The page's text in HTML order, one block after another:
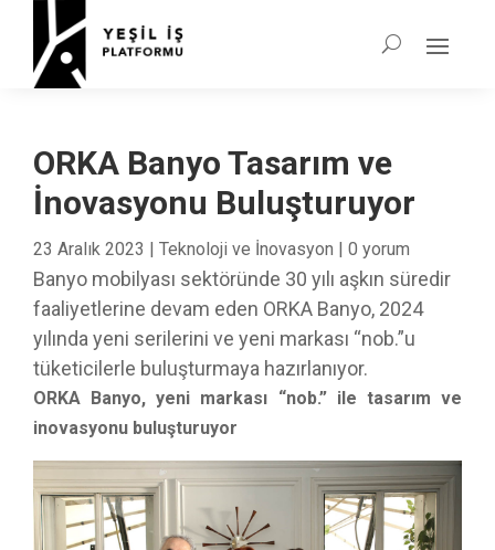
ORKA Banyo Tasarım ve
İnovasyonu Buluşturuyor
23 Aralık 2023 | Teknoloji ve İnovasyon | 0 yorum
Banyo mobilyası sektöründe 30 yılı aşkın süredir
faaliyetlerine devam eden ORKA Banyo, 2024
yılında yeni serilerini ve yeni markası “nob.”u
tüketicilerle buluşturmaya hazırlanıyor.
ORKA Banyo, yeni markası “nob.” ile tasarım ve
inovasyonu buluşturuyor